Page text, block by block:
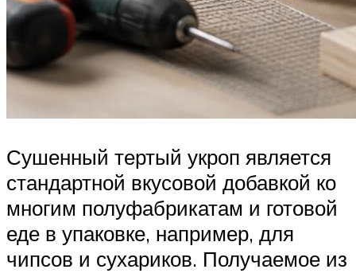
Сушенный тертый укроп является
стандартной вкусовой добавкой ко
многим полуфабрикатам и готовой
еде в упаковке, например, для
чипсов и сухариков. Получаемое из